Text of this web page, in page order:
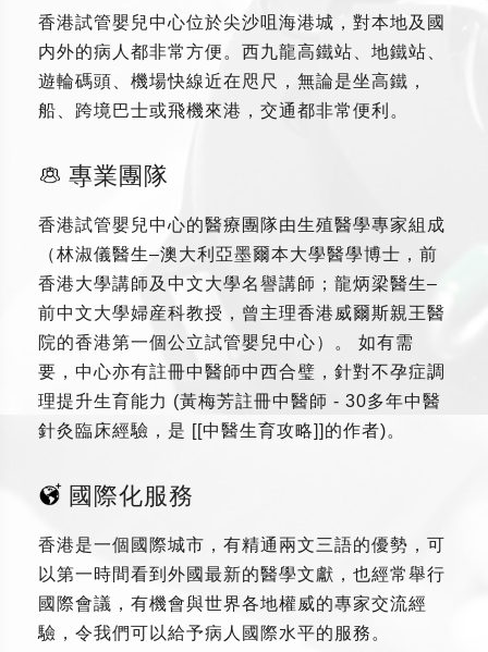
香港試管嬰兒中心位於尖沙咀海港城，對本地及國
内外的病人都非常方便。西九龍高鐵站、地鐵站、
遊輪碼頭、機場快線近在咫尺，無論是坐高鐵，
船、跨境巴士或飛機來港，交通都非常便利。
專業團隊
香港試管嬰兒中心的醫療團隊由生殖醫學專家組成
（林淑儀醫生–澳大利亞墨爾本大學醫學博士，前
香港大學講師及中文大學名譽講師；龍炳梁醫生–
前中文大學婦産科教授，曾主理香港威爾斯親王醫
院的香港第一個公立試管嬰兒中心）。 如有需
要，中心亦有註冊中醫師中西合璧，針對不孕症調
理提升生育能力 (黃梅芳註冊中醫師 - 30多年中醫
針灸臨床經驗，是 [[中醫生育攻略]]的作者)。
國際化服務
香港是一個國際城市，有精通兩文三語的優勢，可
以第一時間看到外國最新的醫學文獻，也經常舉行
國際會議，有機會與世界各地權威的專家交流經
驗，令我們可以給予病人國際水平的服務。